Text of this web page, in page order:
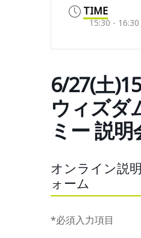
TIME
15:30 - 16:30
6/27(土
ウィズダ
ミー 説明
オンライン説
ォーム
*必須入力項目